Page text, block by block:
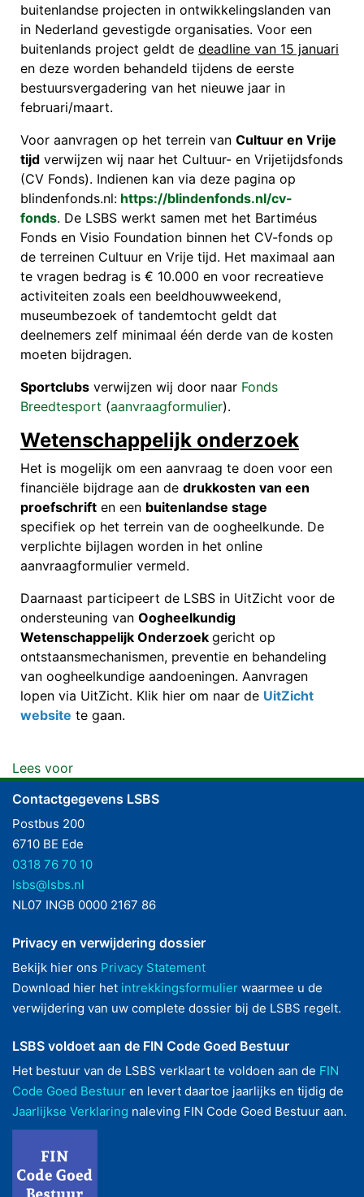
buitenlandse projecten in ontwikkelingslanden van
in Nederland gevestigde organisaties. Voor een
buitenlands project geldt de deadline van 15 januari
en deze worden behandeld tijdens de eerste
bestuursvergadering van het nieuwe jaar in
februari/maart.
Voor aanvragen op het terrein van Cultuur en Vrije
tijd verwijzen wij naar het Cultuur- en Vrijetijdsfonds
(CV Fonds). Indienen kan via deze pagina op
blindenfonds.nl: https://blindenfonds.nl/cv-
fonds. De LSBS werkt samen met het Bartiméus
Fonds en Visio Foundation binnen het CV-fonds op
de terreinen Cultuur en Vrije tijd. Het maximaal aan
te vragen bedrag is € 10.000 en voor recreatieve
activiteiten zoals een beeldhouwweekend,
museumbezoek of tandemtocht geldt dat
deelnemers zelf minimaal één derde van de kosten
moeten bijdragen.
Sportclubs verwijzen wij door naar Fonds
Breedtesport (aanvraagformulier).
Wetenschappelijk onderzoek
Het is mogelijk om een aanvraag te doen voor een
financiële bijdrage aan de drukkosten van een
proefschrift en een buitenlandse stage
specifiek op het terrein van de oogheelkunde. De
verplichte bijlagen worden in het online
aanvraagformulier vermeld.
Daarnaast participeert de LSBS in UitZicht voor de
ondersteuning van Oogheelkundig
Wetenschappelijk Onderzoek gericht op
ontstaansmechanismen, preventie en behandeling
van oogheelkundige aandoeningen. Aanvragen
lopen via UitZicht. Klik hier om naar de UitZicht
website te gaan.
Lees voor
Contactgegevens LSBS
Postbus 200
6710 BE Ede
0318 76 70 10
lsbs@lsbs.nl
NL07 INGB 0000 2167 86
Privacy en verwijdering dossier
Bekijk hier ons Privacy Statement
Download hier het intrekkingsformulier waarmee u de
verwijdering van uw complete dossier bij de LSBS regelt.
LSBS voldoet aan de FIN Code Goed Bestuur
Het bestuur van de LSBS verklaart te voldoen aan de FIN
Code Goed Bestuur en levert daartoe jaarlijks en tijdig de
Jaarlijkse Verklaring naleving FIN Code Goed Bestuur aan.